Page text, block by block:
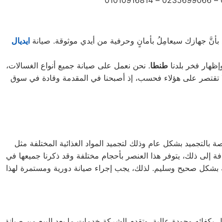
جهازك سيعامِلُ بأمانٍ وحرفية من أيدي موثوقة. صيانةايديال
فخر بلدنا طنطا. نحن نعمل على صيانة جميع أنواع الغسالات،
بالإضافة إلى غسالات 7 كيلو و 10 كيلو و 14 كيلو. جميع أنواع المنتجات لا تقتصر على هؤلاء فحسب، إذ أصبحنا في المقدمة وقادة في سوق
بالتجميد بشكل عام وذلك لتجميد المواد الغذائية المختلفة مثل
إلى ذلك، يتوفر هذا العنصر بأحجام مختلفة وقد ذكرنا جميعها في
بشكل صحيح وسليم. لذلك، يجب إجراء صيانة دورية ومستمرة لهذا